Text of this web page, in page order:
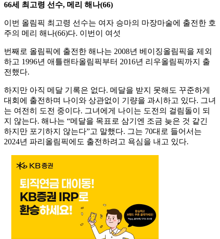
66세 최고령 선수, 메리 해나(66)
이번 올림픽 최고령 선수는 여자 승마의 마장마술에 출전한 호
주의 메리 해나(66)다. 이번이 여섯
번째로 올림픽에 출전한 해나는 2008년 베이징올림픽을 제외
하고 1996년 애틀랜타올림픽부터 2016년 리우올림픽까지 출
전했다.
하지만 아직 메달 기록은 없다. 메달을 받지 못해도 꾸준하게
대회에 출전하며 나이와 상관없이 기량을 과시하고 있다. 그녀
는 여전히 도전 중이다. 그녀에게 나이는 도전의 걸림돌이 되
지 않는다. 해나는 “메달을 목표로 삼기엔 조금 늦은 것 같긴
하지만 포기하지 않는다”고 말했다. 그는 70대로 들어서는
2024년 파리올림픽에도 출전하려고 욕심을 내고 있다.